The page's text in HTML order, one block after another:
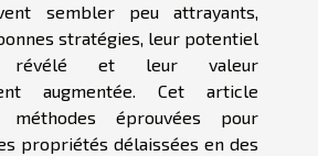
sembler peu attrayants,
stratégies, leur potentiel
et leur valeur
augmentée. Cet article
éprouvées pour
propriétés délaissées en des